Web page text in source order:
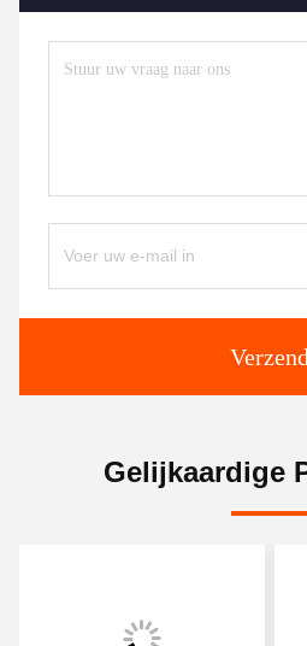
Verzend
Gelijkaardige